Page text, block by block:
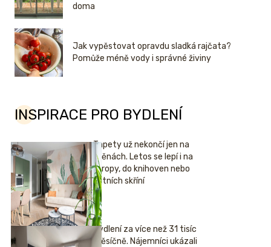
doma
Jak vypěstovat opravdu sladká rajčata?
Pomůže méně vody i správné živiny
INSPIRACE PRO BYDLENÍ
Tapety už nekončí jen na
stěnách. Letos se lepí i na
stropy, do knihoven nebo
šatních skříní
Bydlení za více než 31 tisíc
měsíčně. Nájemníci ukázali